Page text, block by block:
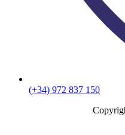
(+34) 972 837 150